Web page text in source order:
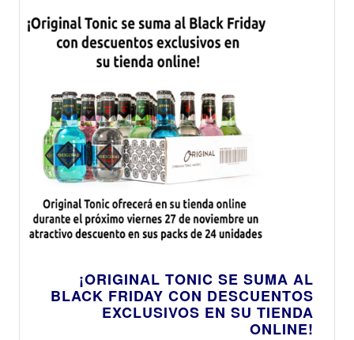
¡ORIGINAL TONIC SE SUMA AL
BLACK FRIDAY CON DESCUENTOS
EXCLUSIVOS EN SU TIENDA
ONLINE!